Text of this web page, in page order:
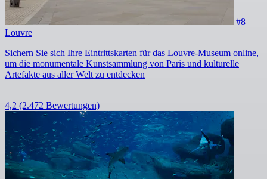
#8
Louvre
Sichern Sie sich Ihre Eintrittskarten für das Louvre-Museum online,
um die monumentale Kunstsammlung von Paris und kulturelle
Artefakte aus aller Welt zu entdecken
4,2 (2.472 Bewertungen)